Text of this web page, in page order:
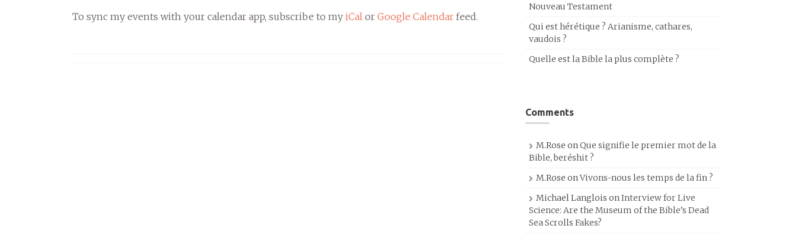
To sync my events with your calendar app, subscribe to my iCal or Google Calendar feed.
Nouveau Testament
Qui est hérétique ? Arianisme, cathares,
vaudois ?
Quelle est la Bible la plus complète ?
Comments
M.Rose onQue signifie le premier mot de la
Bible, beréshit ?
M.Rose onVivons-nous les temps de la fin ?
Michael Langlois onInterview for Live
Science: Are the Museum of the Bible’s Dead
Sea Scrolls Fakes?